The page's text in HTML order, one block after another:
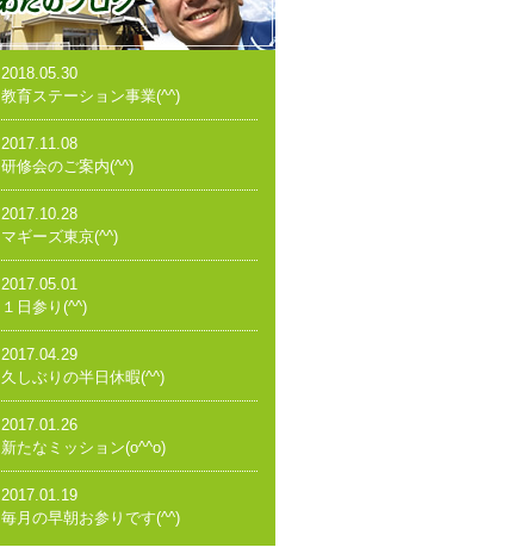
2018.05.30
教育ステーション事業(^^)
2017.11.08
研修会のご案内(^^)
2017.10.28
マギーズ東京(^^)
2017.05.01
１日参り(^^)
2017.04.29
久しぶりの半日休暇(^^)
2017.01.26
新たなミッション(o^^o)
2017.01.19
毎月の早朝お参りです(^^)